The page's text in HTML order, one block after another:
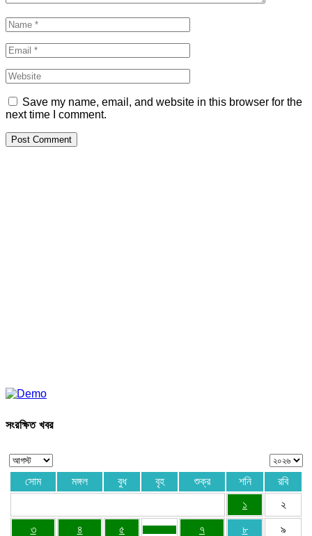
Save my name, email, and website in this browser for the
next time I comment.
সংরক্ষিত খবর
সোম মঙ্গল বুধ বৃহ শুক্র শনি
রবি
১
২
৩ ৪ ৫ ৭ ৮ ৯